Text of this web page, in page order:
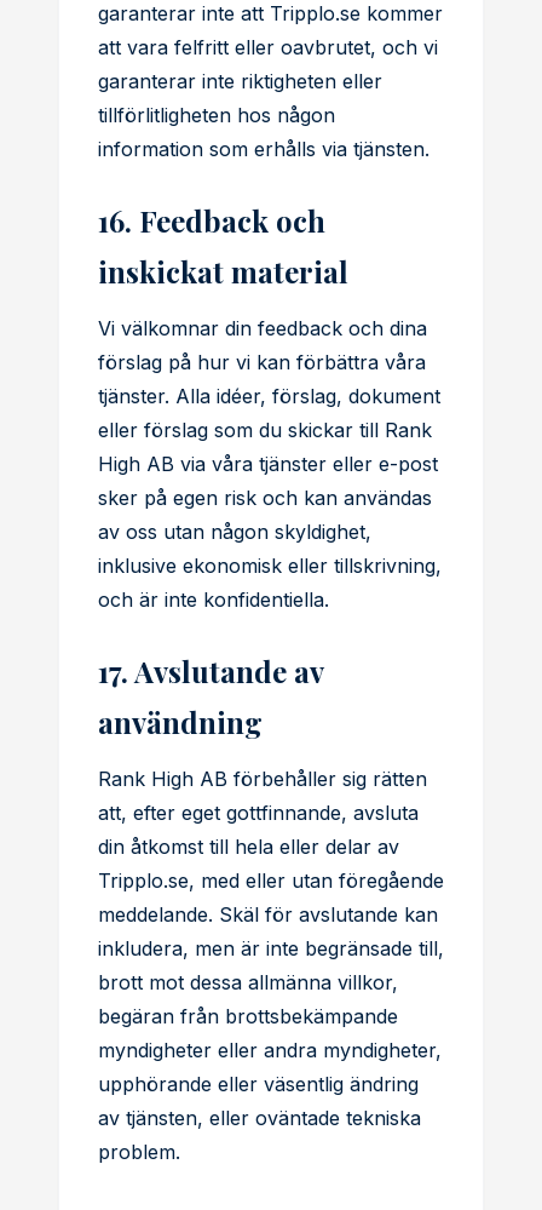
garanterar inte att Tripplo.se kommer
att vara felfritt eller oavbrutet, och vi
garanterar inte riktigheten eller
tillförlitligheten hos någon
information som erhålls via tjänsten.
16. Feedback och
inskickat material
Vi välkomnar din feedback och dina
förslag på hur vi kan förbättra våra
tjänster. Alla idéer, förslag, dokument
eller förslag som du skickar till Rank
High AB via våra tjänster eller e-post
sker på egen risk och kan användas
av oss utan någon skyldighet,
inklusive ekonomisk eller tillskrivning,
och är inte konfidentiella.
17. Avslutande av
användning
Rank High AB förbehåller sig rätten
att, efter eget gottfinnande, avsluta
din åtkomst till hela eller delar av
Tripplo.se, med eller utan föregående
meddelande. Skäl för avslutande kan
inkludera, men är inte begränsade till,
brott mot dessa allmänna villkor,
begäran från brottsbekämpande
myndigheter eller andra myndigheter,
upphörande eller väsentlig ändring
av tjänsten, eller oväntade tekniska
problem.